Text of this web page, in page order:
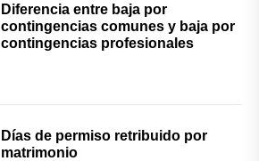
Diferencia entre baja por
contingencias comunes y baja por
contingencias profesionales
Días de permiso retribuido por
matrimonio